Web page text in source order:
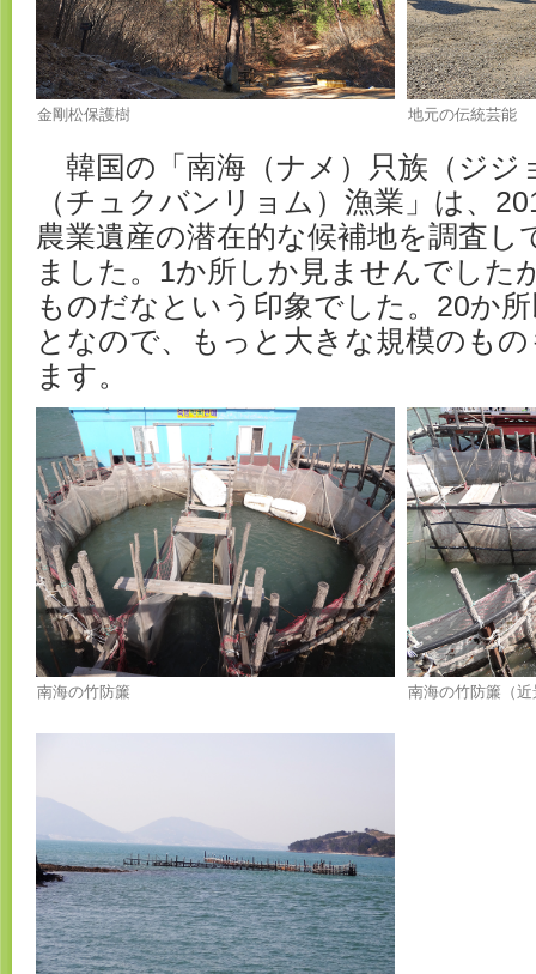
金剛松保護樹 地元の伝統芸能
韓国の「南海（ナメ）只族（ジジ
（チュクバンリョム）漁業」は、
農業遺産の潜在的な候補地を調査し
ました。1か所しか見ませんでした
ものだなという印象でした。20か
となので、もっと大きな規模のも
ます。
南海の竹防簾 南海の竹防簾（近